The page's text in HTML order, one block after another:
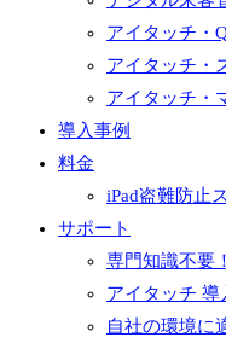
アイタッチ・
アイタッチ・
アイタッチ・
導入事例
料金
iPad盗難防止
サポート
専門知識不要
アイタッチ 導
自社の環境に